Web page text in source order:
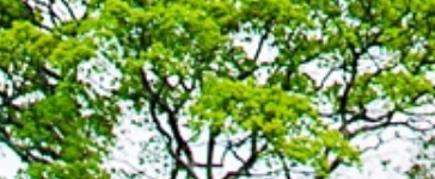
2022年4月
2022年2月
2021年11月
2021年6月